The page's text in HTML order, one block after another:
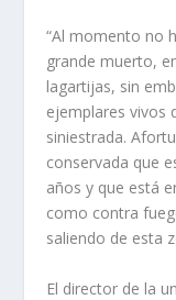
“Al momento no
grande muerto,
lagartijas, sin
ejemplares vivos
siniestrada.
conservada que
años y que está
como contra
saliendo de esta
El director de la